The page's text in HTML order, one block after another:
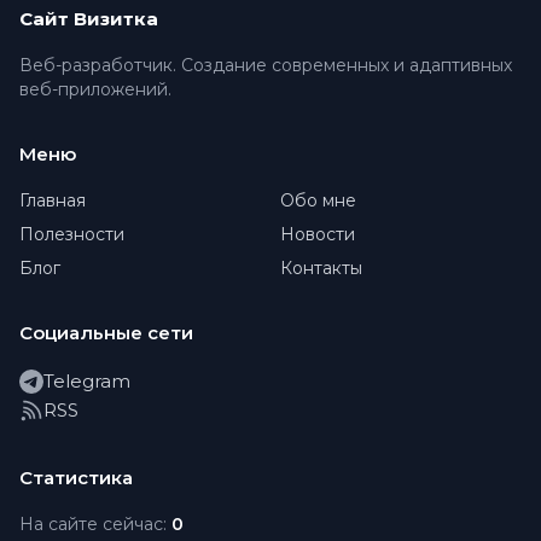
Сайт Визитка
Веб-разработчик. Создание современных и адаптивных
веб-приложений.
Меню
Главная
Обо мне
Полезности
Новости
Блог
Контакты
Социальные сети
Telegram
RSS
Статистика
На сайте сейчас: 0